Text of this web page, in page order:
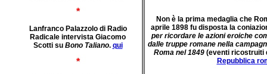
*
Lanfranco Palazzolo di Radio
Radicale intervista Giacomo
Scotti su Bono Taliano. qui
*
Non è la prima medaglia che
aprile 1898 fu disposta la
per ricordare le azioni eroiche
dalle truppe romane nella
Roma nel 1849 (eventi ricostruiti
Repubblica